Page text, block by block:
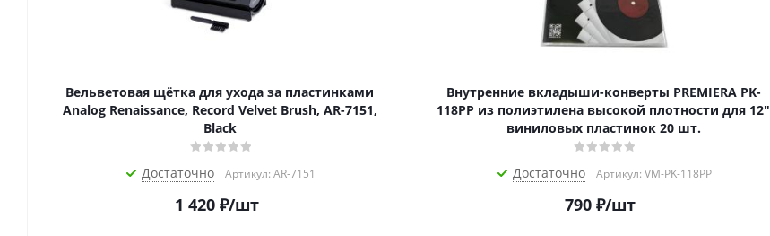
Вельветовая щётка для ухода за пластинками
Analog Renaissance, Record Velvet Brush, AR-7151,
Black
Достаточно Артикул: AR-7151
1 420₽/шт
Внутренние вкладыши-конверты PREMIERA PK-
118PP из полиэтилена высокой плотности для 12"
виниловых пластинок 20 шт.
Достаточно Артикул: VM-PK-118PP
790 ₽/шт